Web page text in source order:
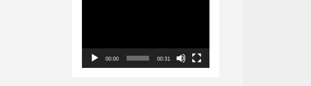
00:00 00:31